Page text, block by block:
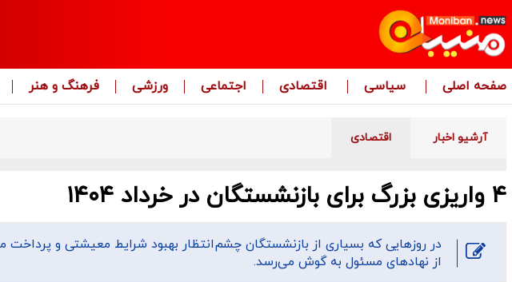
صفحه اصلی سیاسی اقتصادی اجتماعی ورزشی فرهنگ و هنر
آرشیو اخبار اقتصادی
۴ واریزی بزرگ برای بازنشستگان در خرداد ۱۴۰۴
در روز‌هایی که بسیاری از بازنشستگان چشم‌انتظار بهبود شرایط معیشتی و پرداخت
از نهاد‌های مسئول به گوش می‌رسد.